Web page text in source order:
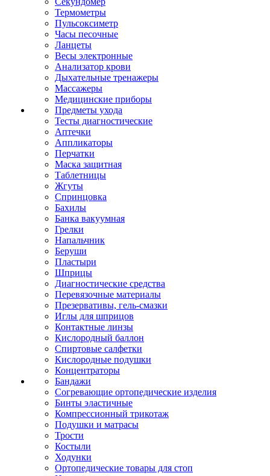
Термометры
Пульсоксиметр
Часы песочные
Ланцеты
Весы электронные
Анализатор крови
Дыхательные тренажеры
Массажеры
Медицинские приборы
Предметы ухода
Тесты диагностические
Аптечки
Аппликаторы
Перчатки
Маска защитная
Таблетницы
Жгуты
Спринцовка
Бахилы
Банка вакуумная
Грелки
Напальчник
Беруши
Пластыри
Шприцы
Диагностические средства
Перевязочные материалы
Презервативы, гель-смазки
Иглы для шприцов
Контактные линзы
Кислородный баллон
Спиртовые салфетки
Кислородные подушки
Концентраторы
Бандажи
Согревающие ортопедические изделия
Бинты эластичные
Компрессионный трикотаж
Подушки и матрасы
Трости
Костыли
Ходунки
Ортопедические товары для стоп